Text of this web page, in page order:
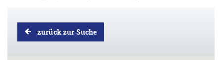
zurück zur Suche